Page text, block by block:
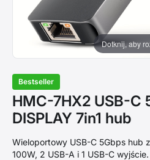
Dotknij, aby
Bestseller
HMC-7HX2 USB-C
DISPLAY 7in1 hub
Wieloportowy USB-C 5Gbps hub
100W, 2 USB-A i 1 USB-C